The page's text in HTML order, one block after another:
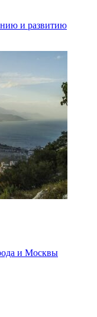
и развитию
и Москвы